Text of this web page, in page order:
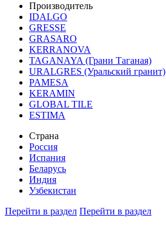
Производитель
IDALGO
GRESSE
GRASARO
KERRANOVA
TAGANAYA (Грани Таганая)
URALGRES (Уральский гранит)
PAMESA
KERAMIN
GLOBAL TILE
ESTIMA
Страна
Россия
Испания
Беларусь
Индия
Узбекистан
Перейти в раздел Перейти в раздел